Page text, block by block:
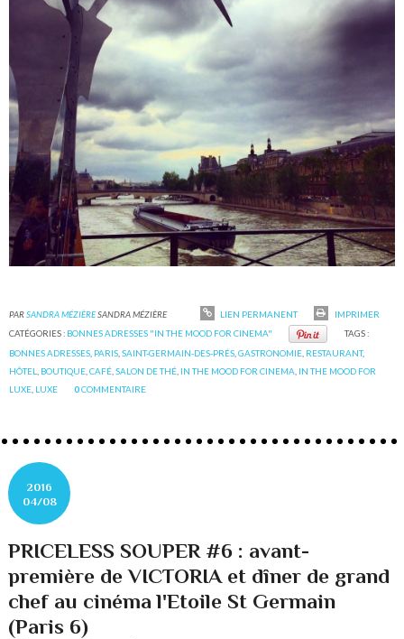
PARSANDRA MÉZIÈRESANDRA MÉZIÈRE LIEN PERMANENT
IMPRIMER
CATÉGORIES : BONNES ADRESSES "IN THE MOOD FOR CINEMA"
TAGS :
BONNES ADRESSES PARIS ,SAINT-GERMAIN-DES-PRÉS ,GASTRONOMIE RESTAURANT,
HÔTEL
BOUTIQUE ,CAFÉ ,SALON DE THÉ IN THE MOOD FOR CINEMA IN THE MOOD FOR
LUXE LUXE 0COMMENTAIRE
2016
04/08
PRICELESS SOUPER #6 : avant-
première de VICTORIA et dîner de grand
chef au cinéma l'Etoile St Germain
(Paris 6)